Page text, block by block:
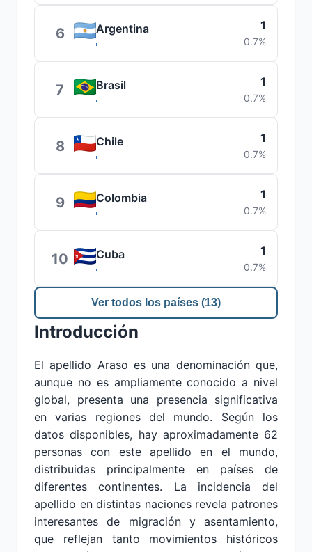
6 Argentina 1
0.7%
7 Brasil 1
0.7%
8 Chile 1
0.7%
9 Colombia 1
0.7%
10 Cuba 1
0.7%
Ver todos los países (13)
Introducción
El apellido Araso es una denominación que,
aunque no es ampliamente conocido a nivel
global, presenta una presencia significativa
en varias regiones del mundo. Según los
datos disponibles, hay aproximadamente 62
personas con este apellido en el mundo,
distribuidas principalmente en países de
diferentes continentes. La incidencia del
apellido en distintas naciones revela patrones
interesantes de migración y asentamiento,
que reflejan tanto movimientos históricos